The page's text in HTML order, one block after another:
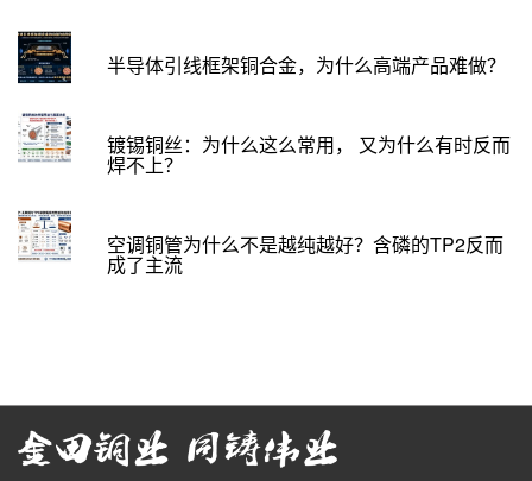
半导体引线框架铜合金，为什么高端产品难做？
镀锡铜丝：为什么这么常用， 又为什么有时反而
焊不上？
空调铜管为什么不是越纯越好？含磷的TP2反而
成了主流